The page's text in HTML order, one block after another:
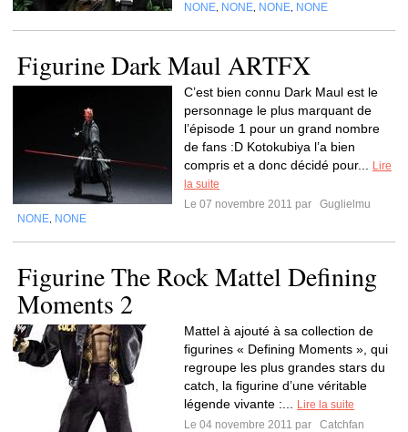
NONE NONE NONE NONE
Figurine Dark Maul ARTFX
C’est bien connu Dark Maul est le
personnage le plus marquant de
l’épisode 1 pour un grand nombre
de fans :D Kotokubiya l’a bien
compris et a donc décidé pour...
Lire
la suite
Le 07 novembre 2011 par
Guglielmu
NONE NONE
Figurine The Rock Mattel Defining
Moments 2
Mattel à ajouté à sa collection de
figurines « Defining Moments », qui
regroupe les plus grandes stars du
catch, la figurine d’une véritable
légende vivante :...
Lire la suite
Le 04 novembre 2011 par
Catchfan